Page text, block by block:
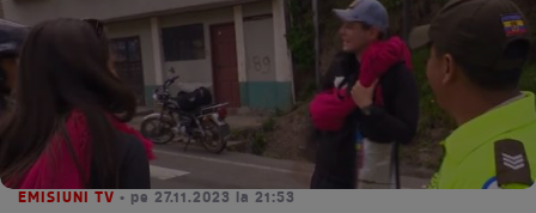
EMISIUNI TV • pe 27.11.2023 la 21:53